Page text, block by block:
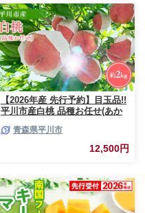
【2026年産 先行予約】目玉品!!
平川市産白桃 品種お任せ(あか
8玉)【今井農園】[hi-0064-003]
青森県平川市
12,500円